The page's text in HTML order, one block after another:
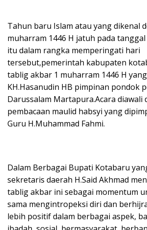
Tahun baru Islam atau yang dikenal
muharram 1446 H jatuh pada
itu dalam rangka memperingati hari
tersebut,pemerintah kabupaten
tablig akbar 1 muharram 1446 H
KH.Hasanudin HB pimpinan pondok
Darussalam Martapura.Acara diawali
pembacaan maulid habsyi yang
Guru H.Muhammad Fahmi.
Dalam Berbagai Bupati Kotabaru
sekretaris daerah H.Said Akhmad
tablig akbar ini sebagai momentum
sama mengintropeksi diri dan
lebih positif dalam berbagai aspek,